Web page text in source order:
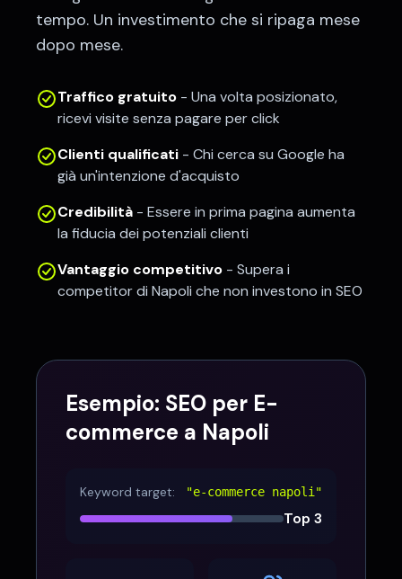
tempo. Un investimento che si ripaga mese
dopo mese.
Traffico gratuito - Una volta posizionato,
ricevi visite senza pagare per click
Clienti qualificati - Chi cerca su Google ha
già un'intenzione d'acquisto
Credibilità - Essere in prima pagina aumenta
la fiducia dei potenziali clienti
Vantaggio competitivo - Supera i
competitor di Napoli che non investono in SEO
Esempio: SEO per E-
commerce a Napoli
Keyword target: "e-commerce napoli "
Top 3